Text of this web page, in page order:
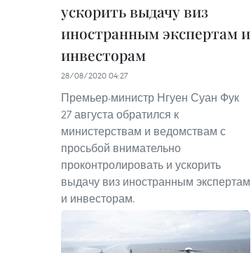
ускорить выдачу виз
иностранным экспертам и
инвесторам
28/08/2020 04:27
Премьер-министр Нгуен Суан Фук
27 августа обратился к
министерствам и ведомствам с
просьбой внимательно
проконтролировать и ускорить
выдачу виз иностранным экспертам
и инвесторам.